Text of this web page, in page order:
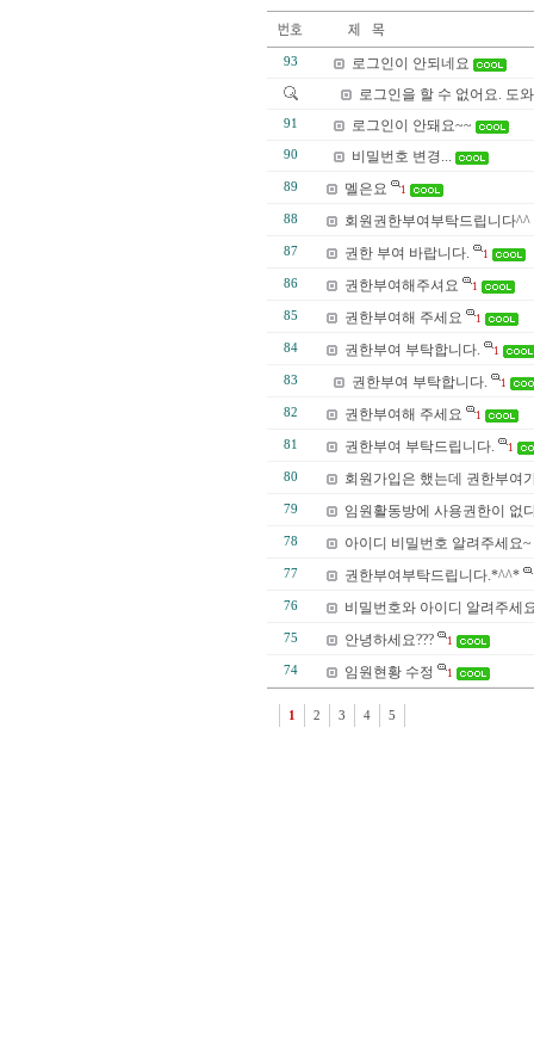
93
로그인이 안되네요
로그인을 할 수 없어요. 도
91 로그인이 안돼요~~
90 비밀번호 변경...
89 멜은요 1
88 회원권한부여부탁드립니다^^
87 권한 부여 바랍니다. 1
86 권한부여해주셔요 1
85 권한부여해 주세요 1
84 권한부여 부탁합니다. 1
83 권한부여 부탁합니다. 1
82 권한부여해 주세요 1
81 권한부여 부탁드립니다. 1
80 회원가입은 했는데 권한부여
79 임원활동방에 사용권한이 없
78 아이디 비밀번호 알려주세요~
77 권한부여부탁드립니다.*^^*
76 비밀번호와 아이디 알려주세
75 안녕하세요??? 1
74 임원현황 수정 1
1 2 3 4 5